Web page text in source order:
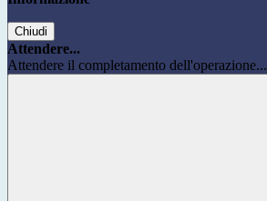
Chiudi
Attendere...
Attendere il completamento dell'operazione...